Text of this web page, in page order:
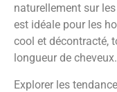
naturellement sur
est idéale pour les
cool et décontracté,
longueur de cheveux.
Explorer les